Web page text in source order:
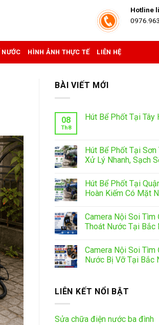
Hotline
NƯỚC HÌNH ẢNH THỰC TẾ LIÊN HỆ
BÀI VIẾT MỚI
08
Th8
Hút Bể Phốt Tại Tây
Hút Bể Phốt Tại Sơn
Xử Lý Nhanh, Sạch
Hút Bể Phốt Tại
Hoàn Kiếm Có Mặt
Camera Nội Soi Tìm
Thoát Nước Tại Bắc
Camera Nội Soi Tìm
Nước Bị Vỡ Tại Bắc
LIÊN KẾT NỔI BẬT
Sửa chữa điện nước ba đình